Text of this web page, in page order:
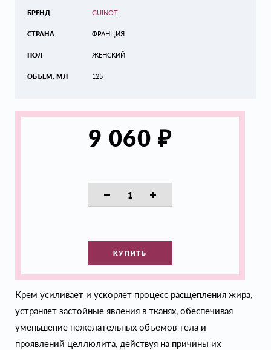
БРЕНД
СТРАНА
ПОЛ
ОБЪЕМ, МЛ
GUINOT
ФРАНЦИЯ
ЖЕНСКИЙ
125
9 060 ₽
КУПИТЬ
Крем усиливает и ускоряет процесс расщепления жира,
устраняет застойные явления в тканях, обеспечивая
уменьшение нежелательных объемов тела и
проявлений целлюлита, действуя на причины их